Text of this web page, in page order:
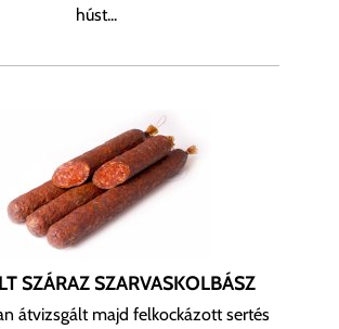
húst...
SZÁRAZ SZARVASKOLBÁSZ
átvizsgált majd felkockázott sertés